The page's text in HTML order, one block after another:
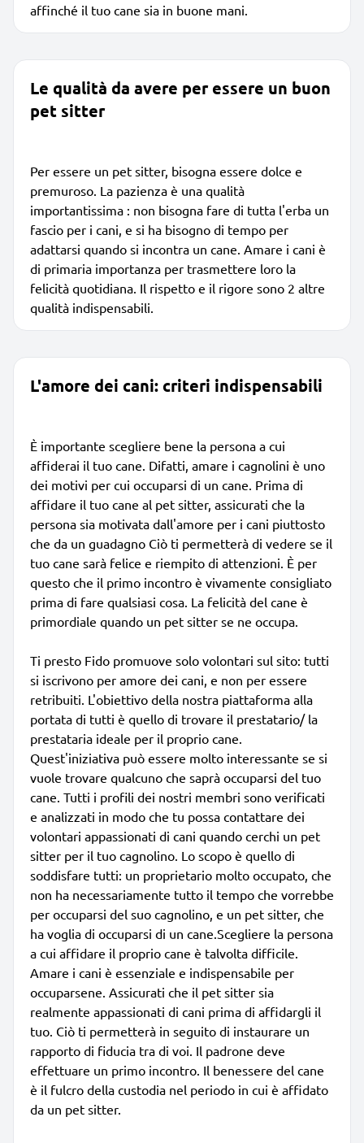
affinché il tuo cane sia in buone mani.
Le qualità da avere per essere un buon
pet sitter
Per essere un pet sitter, bisogna essere dolce e
premuroso. La pazienza è una qualità
importantissima : non bisogna fare di tutta l'erba un
fascio per i cani, e si ha bisogno di tempo per
adattarsi quando si incontra un cane. Amare i cani è
di primaria importanza per trasmettere loro la
felicità quotidiana. Il rispetto e il rigore sono 2 altre
qualità indispensabili.
L'amore dei cani: criteri indispensabili
È importante scegliere bene la persona a cui
affiderai il tuo cane. Difatti, amare i cagnolini è uno
dei motivi per cui occuparsi di un cane. Prima di
affidare il tuo cane al pet sitter, assicurati che la
persona sia motivata dall'amore per i cani piuttosto
che da un guadagno Ciò ti permetterà di vedere se il
tuo cane sarà felice e riempito di attenzioni. È per
questo che il primo incontro è vivamente consigliato
prima di fare qualsiasi cosa. La felicità del cane è
primordiale quando un pet sitter se ne occupa.
Ti presto Fido promuove solo volontari sul sito: tutti
si iscrivono per amore dei cani, e non per essere
retribuiti. L'obiettivo della nostra piattaforma alla
portata di tutti è quello di trovare il prestatario/ la
prestataria ideale per il proprio cane.
Quest'iniziativa può essere molto interessante se si
vuole trovare qualcuno che saprà occuparsi del tuo
cane. Tutti i profili dei nostri membri sono verificati
e analizzati in modo che tu possa contattare dei
volontari appassionati di cani quando cerchi un pet
sitter per il tuo cagnolino. Lo scopo è quello di
soddisfare tutti: un proprietario molto occupato, che
non ha necessariamente tutto il tempo che vorrebbe
per occuparsi del suo cagnolino, e un pet sitter, che
ha voglia di occuparsi di un cane.Scegliere la persona
a cui affidare il proprio cane è talvolta difficile.
Amare i cani è essenziale e indispensabile per
occuparsene. Assicurati che il pet sitter sia
realmente appassionati di cani prima di affidargli il
tuo. Ciò ti permetterà in seguito di instaurare un
rapporto di fiducia tra di voi. Il padrone deve
effettuare un primo incontro. Il benessere del cane
è il fulcro della custodia nel periodo in cui è affidato
da un pet sitter.